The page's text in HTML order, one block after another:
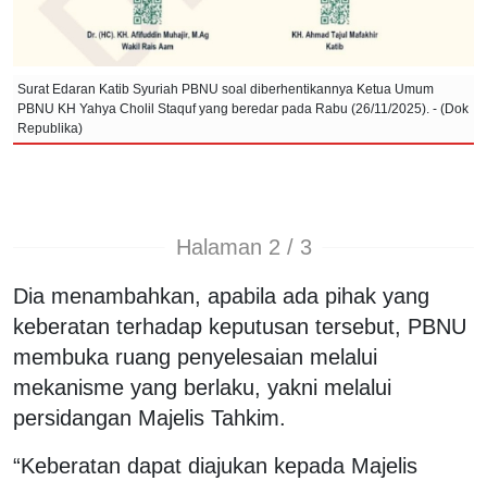
Surat Edaran Katib Syuriah PBNU soal diberhentikannya Ketua Umum
PBNU KH Yahya Cholil Staquf yang beredar pada Rabu (26/11/2025). - (Dok
Republika)
Halaman 2 / 3
Dia menambahkan, apabila ada pihak yang
keberatan terhadap keputusan tersebut, PBNU
membuka ruang penyelesaian melalui
mekanisme yang berlaku, yakni melalui
persidangan Majelis Tahkim.
“Keberatan dapat diajukan kepada Majelis